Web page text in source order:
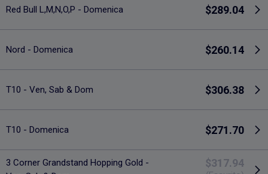
Red Bull L,M,N,O,P - Domenica $289.04
Nord - Domenica $260.14
T10 - Ven, Sab & Dom $306.38
T10 - Domenica $271.70
3 Corner Grandstand Hopping Gold -
$317.94